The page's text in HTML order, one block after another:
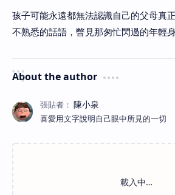
孩子可能永遠都無法認識自己的父母真
不熟悉的話語，瞥見那匆忙閃過的年輕身
About the author
喜愛用文字說明自己眼中所見的一切